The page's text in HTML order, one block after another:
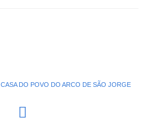
CASA DO POVO DO ARCO DE SÃO JORGE